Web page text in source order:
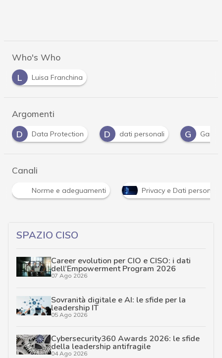
Who's Who
L
Luisa Franchina
Argomenti
D
dati personali G Garante Privacy P
Canali
Norme e adeguamenti Privacy e Dati personali
SPAZIO CISO
Career evolution per CIO e CISO: i dati
dell’Empowerment Program 2026
07 Ago 2026
Sovranità digitale e AI: le sfide per la
leadership IT
05 Ago 2026
Cybersecurity360 Awards 2026: le sfide
della leadership antifragile
04 Ago 2026